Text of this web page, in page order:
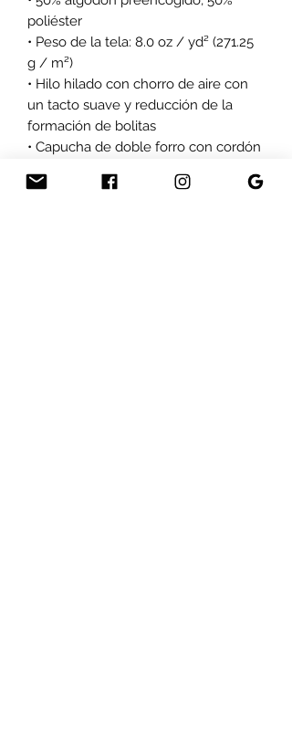
poliéster
• Peso de la tela: 8.0 oz / yd² (271.25
g / m²)
• Hilo hilado con chorro de aire con
un tacto suave y reducción de la
formación de bolitas
• Capucha de doble forro con cordón
niños y gatos)